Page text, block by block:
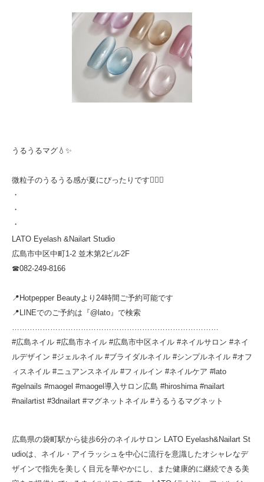
うるうるマグ💧✨
微粒子のうるうる感が夏にぴったりです🙆🏻‍♀️
・
・
・
LATO Eyelash &Nailart Studio
広島市中区中町1-2 並木第2ビル2F
☎︎082-249-8166
📍Hotpepper Beautyより24時間ご予約可能です
📍LINEでのご予約は『@lato』で検索
………………………………………………………………………
#広島ネイル #広島市ネイル #広島市中区ネイル #ネイルサロン #ネイ
ルデザイン #ジェルネイル #ブライダルネイル #シンプルネイル #オフ
ィスネイル #ニュアンスネイル #フィルイン #ネイルケア #lato
#gelnails #maogel #maogel導入サロン広島 #hiroshima #nailart
#nailartist #3dnailart #マグネットネイル #うるうるマグネット
広島県の袋町駅から徒歩6分のネイルサロン LATO Eyelash&Nailart St
udioは、ネイル・アイラッシュを中心に流行を意識したオシャレなデ
ザインで指先を美しく目元を華やかにし、また健康的に継続できる美